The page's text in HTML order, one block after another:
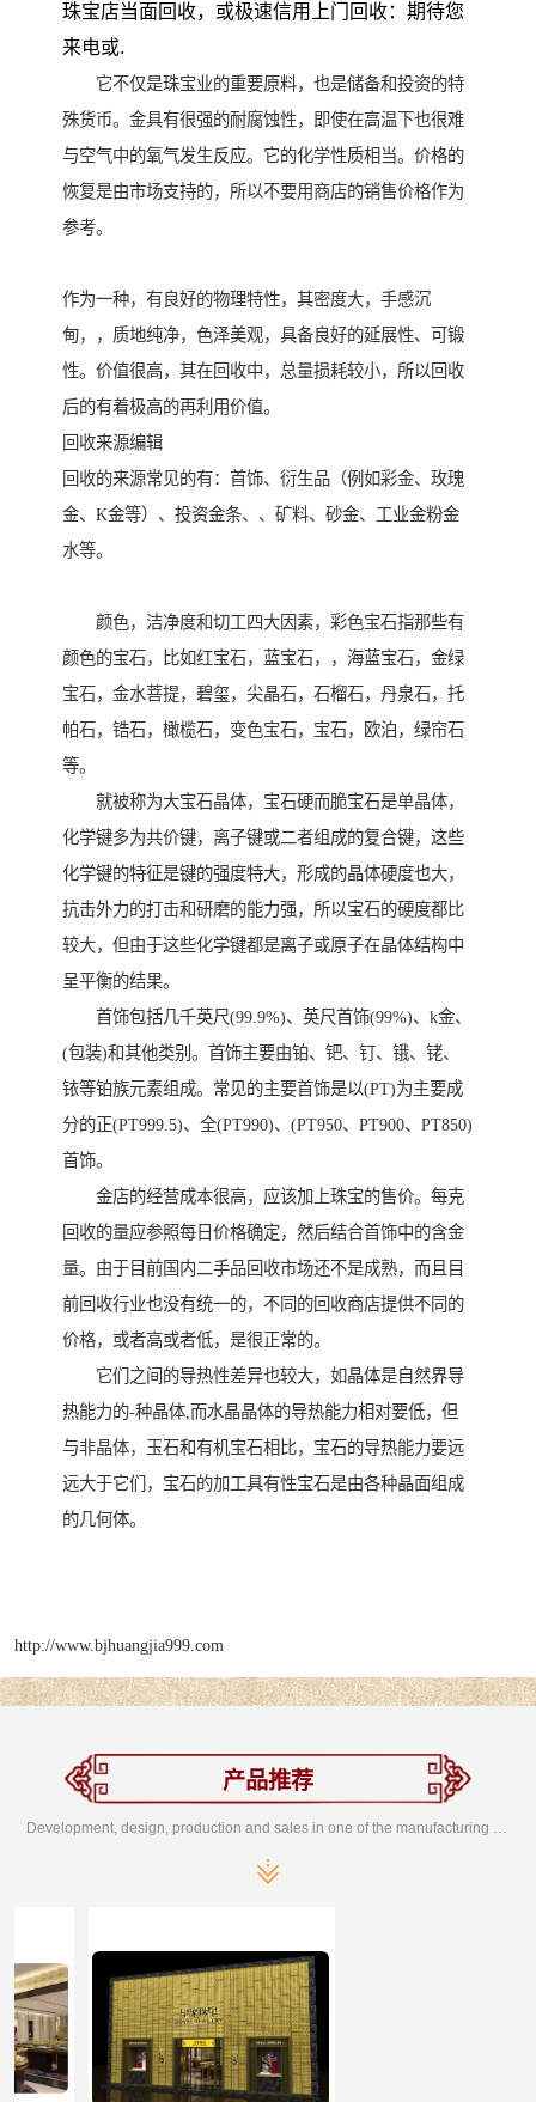
珠宝店当面回收，或极速信用上门回收：期待您
来电或.
它不仅是珠宝业的重要原料，也是储备和投资的特
殊货币。金具有很强的耐腐蚀性，即使在高温下也很难
与空气中的氧气发生反应。它的化学性质相当。价格的
恢复是由市场支持的，所以不要用商店的销售价格作为
参考。
作为一种，有良好的物理特性，其密度大，手感沉
甸，，质地纯净，色泽美观，具备良好的延展性、可锻
性。价值很高，其在回收中，总量损耗较小，所以回收
后的有着极高的再利用价值。
回收来源编辑
回收的来源常见的有：首饰、衍生品（例如彩金、玫瑰
金、K金等）、投资金条、、矿料、砂金、工业金粉金
水等。
颜色，洁净度和切工四大因素，彩色宝石指那些有
颜色的宝石，比如红宝石，蓝宝石，，海蓝宝石，金绿
宝石，金水菩提，碧玺，尖晶石，石榴石，丹泉石，托
帕石，锆石，橄榄石，变色宝石，宝石，欧泊，绿帘石
等。
就被称为大宝石晶体，宝石硬而脆宝石是单晶体，
化学键多为共价键，离子键或二者组成的复合键，这些
化学键的特征是键的强度特大，形成的晶体硬度也大，
抗击外力的打击和研磨的能力强，所以宝石的硬度都比
较大，但由于这些化学键都是离子或原子在晶体结构中
呈平衡的结果。
首饰包括几千英尺(99.9%)、英尺首饰(99%)、k金、
(包装)和其他类别。首饰主要由铂、钯、钉、锇、铑、
铱等铂族元素组成。常见的主要首饰是以(PT)为主要成
分的正(PT999.5)、全(PT990)、(PT950、PT900、PT850)
首饰。
金店的经营成本很高，应该加上珠宝的售价。每克
回收的量应参照每日价格确定，然后结合首饰中的含金
量。由于目前国内二手品回收市场还不是成熟，而且目
前回收行业也没有统一的，不同的回收商店提供不同的
价格，或者高或者低，是很正常的。
它们之间的导热性差异也较大，如晶体是自然界导
热能力的-种晶体,而水晶晶体的导热能力相对要低，但
与非晶体，玉石和有机宝石相比，宝石的导热能力要远
远大于它们，宝石的加工具有性宝石是由各种晶面组成
的几何体。
http://www.bjhuangjia999.com
产品推荐